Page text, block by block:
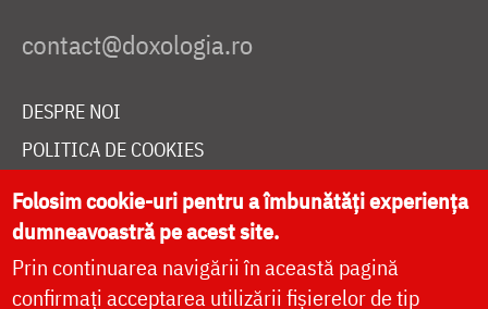
DESPRE NOI
POLITICA DE COOKIES
DONEAZĂ ONLINE PENTRU CATEDRALA NAȚIONALĂ
LIVE
Folosim cookie-uri pentru a îmbunătăți experiența
dumneavoastră pe acest site.
Prin continuarea navigării în această pagină
confirmați acceptarea utilizării fișierelor de tip